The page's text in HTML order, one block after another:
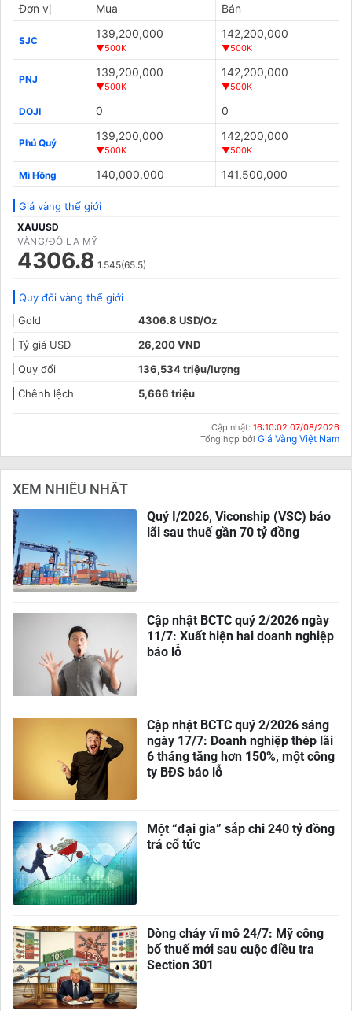
Đơn vị Mua Bán
SJC
139,200,000
▼500K
142,200,000
▼500K
PNJ
139,200,000
▼500K
142,200,000
▼500K
DOJI 0 0
Phú Quý
139,200,000
▼500K
142,200,000
▼500K
Mi Hồng 140,000,000 141,500,000
Giá vàng thế giới
XAUUSD
VÀNG/ĐÔ LA MỸ
4306.8 1.545(65.5)
Quy đổi vàng thế giới
Gold
4306.8 USD/Oz
Tỷ giá USD
26,200 VND
Quy đổi
136,534 triệu/lượng
Chênh lệch
5,666 triệu
Cập nhật: 16:10:02 07/08/2026
Tổng hợp bởi Giá Vàng Việt Nam
XEM NHIỀU NHẤT
Quý I/2026, Viconship (VSC) báo
lãi sau thuế gần 70 tỷ đồng
Cập nhật BCTC quý 2/2026 ngày
11/7: Xuất hiện hai doanh nghiệp
báo lỗ
Cập nhật BCTC quý 2/2026 sáng
ngày 17/7: Doanh nghiệp thép lãi
6 tháng tăng hơn 150%, một công
ty BĐS báo lỗ
Một “đại gia” sắp chi 240 tỷ đồng
trả cổ tức
Dòng chảy vĩ mô 24/7: Mỹ công
bố thuế mới sau cuộc điều tra
Section 301